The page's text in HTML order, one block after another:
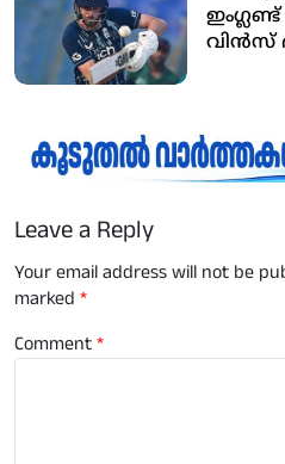
വിന്‍സ്
Leave a Reply
Your email address will not be
marked *
Comment*